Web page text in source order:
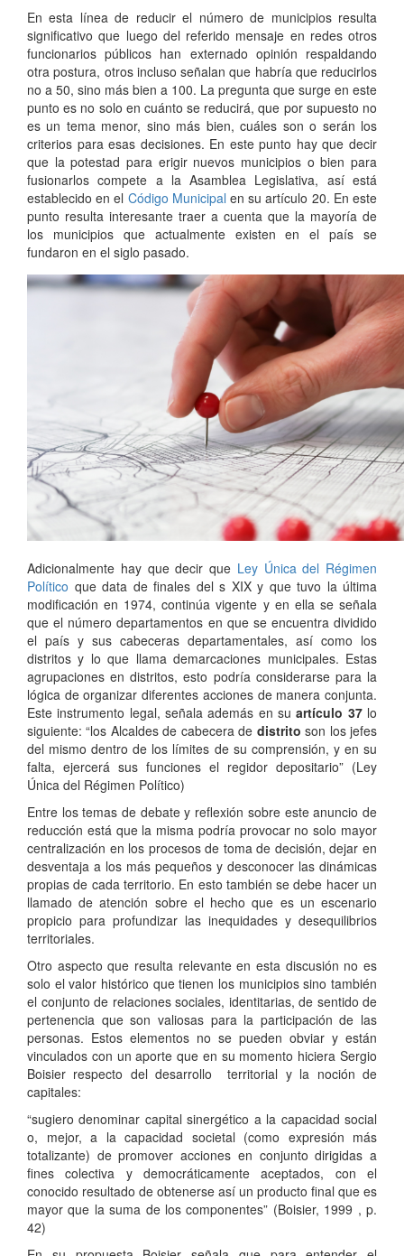
En esta línea de reducir el número de municipios resulta
significativo que luego del referido mensaje en redes otros
funcionarios públicos han externado opinión respaldando
otra postura, otros incluso señalan que habría que reducirlos
no a 50, sino más bien a 100. La pregunta que surge en este
punto es no solo en cuánto se reducirá, que por supuesto no
es un tema menor, sino más bien, cuáles son o serán los
criterios para esas decisiones. En este punto hay que decir
que la potestad para erigir nuevos municipios o bien para
fusionarlos compete a la Asamblea Legislativa, así está
establecido en el Código Municipalen su artículo 20. En este
punto resulta interesante traer a cuenta que la mayoría de
los municipios que actualmente existen en el país se
fundaron en el siglo pasado.
Adicionalmente hay que decir que Ley Única del Régimen
Político que data de finales del s XIX y que tuvo la última
modificación en 1974, continúa vigente y en ella se señala
que el número departamentos en que se encuentra dividido
el país y sus cabeceras departamentales, así como los
distritos y lo que llama demarcaciones municipales. Estas
agrupaciones en distritos, esto podría considerarse para la
lógica de organizar diferentes acciones de manera conjunta.
Este instrumento legal, señala además en suartículo 37lo
siguiente: “los Alcaldes de cabecera de distritoson los jefes
del mismo dentro de los límites de su comprensión, y en su
falta, ejercerá sus funciones el regidor depositario” (Ley
Única del Régimen Político)
Entre los temas de debate y reflexión sobre este anuncio de
reducción está que la misma podría provocar no solo mayor
centralización en los procesos de toma de decisión, dejar en
desventaja a los más pequeños y desconocer las dinámicas
propias de cada territorio. En esto también se debe hacer un
llamado de atención sobre el hecho que es un escenario
propicio para profundizar las inequidades y desequilibrios
territoriales.
Otro aspecto que resulta relevante en esta discusión no es
solo el valor histórico que tienen los municipios sino también
el conjunto de relaciones sociales, identitarias, de sentido de
pertenencia que son valiosas para la participación de las
personas. Estos elementos no se pueden obviar y están
vinculados con un aporte que en su momento hiciera Sergio
Boisier respecto del desarrollo territorial y la noción de
capitales:
“sugiero denominar capital sinergético a la capacidad social
o, mejor, a la capacidad societal (como expresión más
totalizante) de promover acciones en conjunto dirigidas a
fines colectiva y democráticamente aceptados, con el
conocido resultado de obtenerse así un producto final que es
mayor que la suma de los componentes” (Boisier, 1999 , p.
42)